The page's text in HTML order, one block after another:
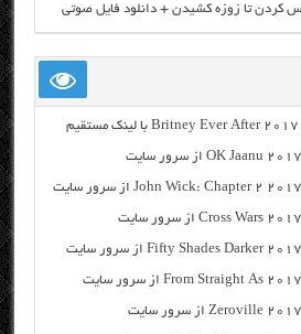
کردن تا زوزه کشیدن + دانلود فایل صوتی